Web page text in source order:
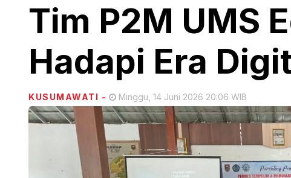
Tim P2M UMS
Hadapi Era
KUSUMAWATI - Minggu, 14 Juni 2026 20:06 WIB